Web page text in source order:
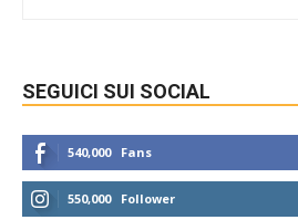
SEGUICI SUI SOCIAL
540,000 Fans
550,000 Follower